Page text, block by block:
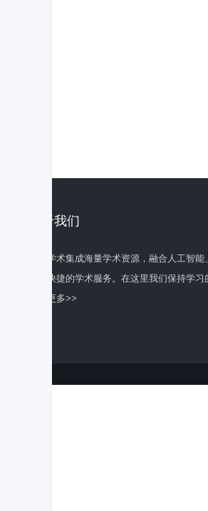
关于我们
百度学术集成海量学术资源，融合人工智
全面快捷的学术服务。在这里我们保持学
了解更多>>